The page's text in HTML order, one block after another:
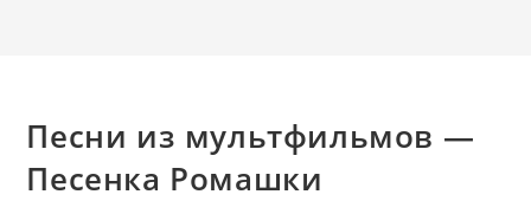
Песни из мультфильмов —
Песенка Ромашки